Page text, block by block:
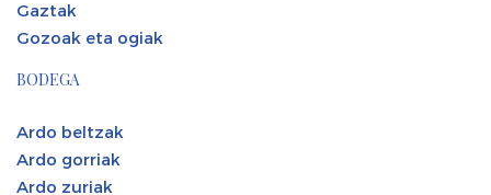
Gaztak
Gozoak eta ogiak
BODEGA
Ardo beltzak
Ardo gorriak
Ardo zuriak